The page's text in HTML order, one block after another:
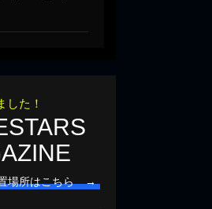
した！
場所はこちら →